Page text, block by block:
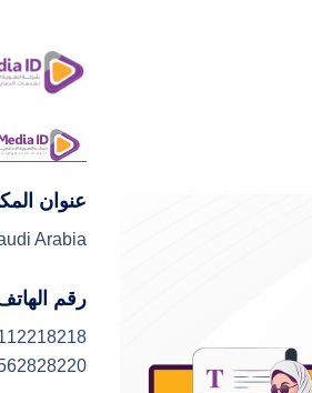
عنوان
Arabia
رقم